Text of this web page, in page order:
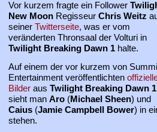
Vor kurzem fragte ein Follower
New MoonRegisseur Chris Weitz
seiner Twitterseite, was er vom
veränderten Thronsaal der Volturi in
Twilight Breaking Dawn 1halte.
Auf einem der vor kurzem von
Entertainment veröffentlichten
Bilderaus Twilight Breaking Dawn 1
sieht man Aro (Michael Sheen) und
Caius (Jamie Campbell Bower) in
stehen.